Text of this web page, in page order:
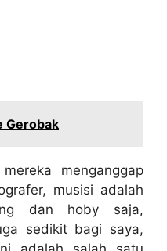
Gerobak
menganggap
musisi adalah
dan hoby saja,
sedikit bagi saya,